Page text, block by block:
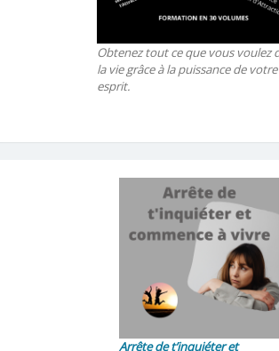
Obtenez tout ce que vous voulez
la vie grâce à la puissance de votre
esprit.
Arrête de t’inquiéter et